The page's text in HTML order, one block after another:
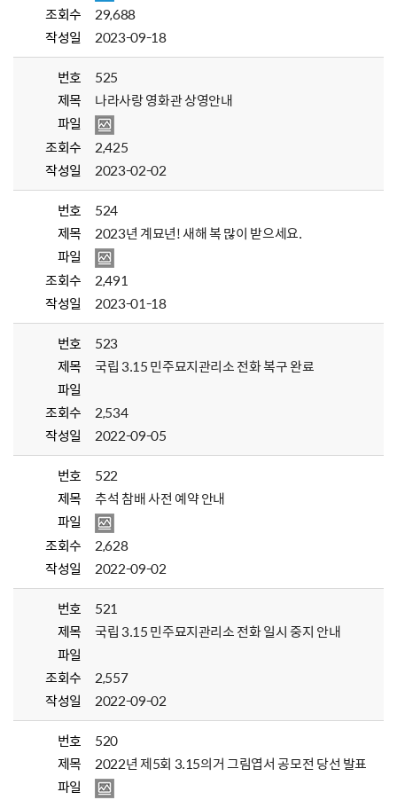
조회수
29,688
작성일
2023-09-18
번호
525
제목
나라사랑 영화관 상영안내
파일
조회수
2,425
작성일
2023-02-02
번호
524
제목
2023년 계묘년! 새해 복 많이 받으세요.
파일
조회수
2,491
작성일
2023-01-18
번호
523
제목
국립 3.15 민주묘지관리소 전화 복구 완료
파일
조회수
2,534
작성일
2022-09-05
번호
522
제목
추석 참배 사전 예약 안내
파일
조회수
2,628
작성일
2022-09-02
번호
521
제목
국립 3.15 민주묘지관리소 전화 일시 중지 안내
파일
조회수
2,557
작성일
2022-09-02
번호
520
제목
2022년 제5회 3.15의거 그림엽서 공모전 당선 발표
파일